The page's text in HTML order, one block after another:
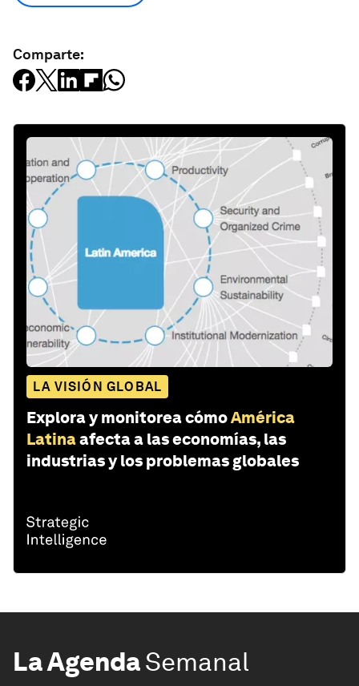
Comparte:
LA VISIÓN GLOBAL
Explora y monitorea cómoAmérica
Latinaafecta a las economías, las
industrias y los problemas globales
La AgendaSemanal